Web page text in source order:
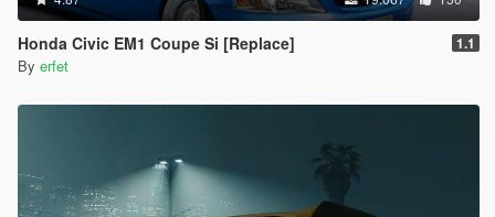
Honda Civic EM1 Coupe Si [Replace] 1.1
By erfet